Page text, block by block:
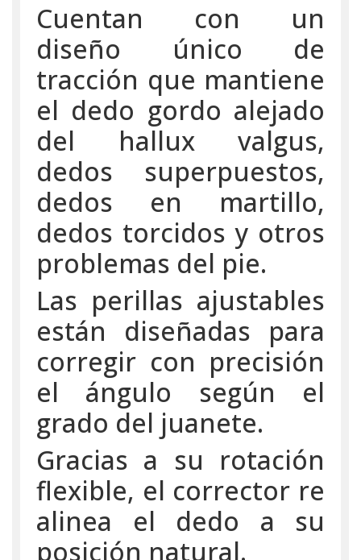
Cuentan con un
diseño único de
tracción que mantiene
el dedo gordo alejado
del hallux valgus,
dedos superpuestos,
dedos en martillo,
dedos torcidos y otros
problemas del pie.
Las perillas ajustables
están diseñadas para
corregir con precisión
el ángulo según el
grado del juanete.
Gracias a su rotación
flexible, el corrector re
alinea el dedo a su
posición natural.